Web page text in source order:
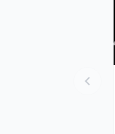
chevron_left